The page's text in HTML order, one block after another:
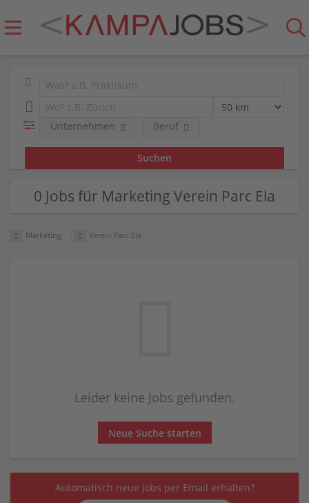
Unternehmen Beruf
0 Jobs für Marketing Verein Parc Ela
Marketing Verein Parc Ela
Leider keine Jobs gefunden.
Neue Suche starten
Automatisch neue Jobs per Email erhalten?